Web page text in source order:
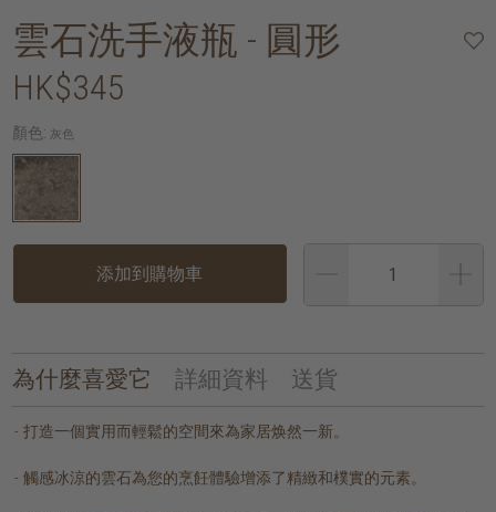
雲石洗手液瓶 - 圓形
HK$345
顏色: 灰色
添加到購物車
為什麼喜愛它 詳細資料 送貨
打造一個實用而輕鬆的空間來為家居焕然一新。
觸感冰涼的雲石為您的烹飪體驗增添了精緻和樸實的元素。